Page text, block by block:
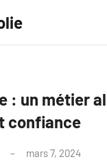
: un métier
confiance
mars 7, 2024